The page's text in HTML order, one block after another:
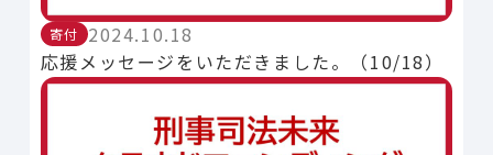
寄付
2024.10.18
応援メッセージをいただきました。（10/18）